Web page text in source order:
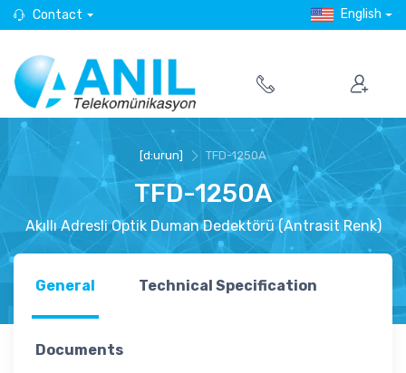
Contact English
[d:urun] TFD-1250A
TFD-1250A
Akıllı Adresli Optik Duman Dedektörü (Antrasit Renk)
General Technical Specification
Documents